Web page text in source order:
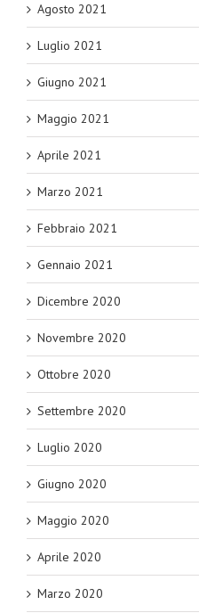
Agosto 2021
Luglio 2021
Giugno 2021
Maggio 2021
Aprile 2021
Marzo 2021
Febbraio 2021
Gennaio 2021
Dicembre 2020
Novembre 2020
Ottobre 2020
Settembre 2020
Luglio 2020
Giugno 2020
Maggio 2020
Aprile 2020
Marzo 2020